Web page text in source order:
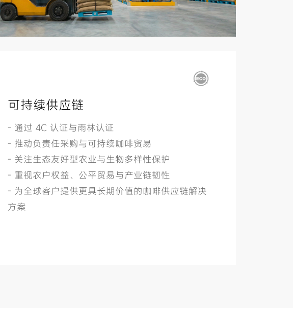
可持续供应链
- 通过 4C 认证与雨林认证
- 推动负责任采购与可持续咖啡贸易
- 关注生态友好型农业与生物多样性保护
- 重视农户权益、公平贸易与产业链韧性
- 为全球客户提供更具长期价值的咖啡供应链解决
方案